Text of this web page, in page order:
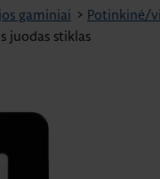
gaminiai > Potinkinė/
juodas stiklas